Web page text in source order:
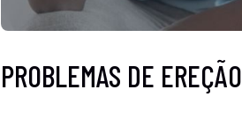
PROBLEMAS DE EREÇÃO